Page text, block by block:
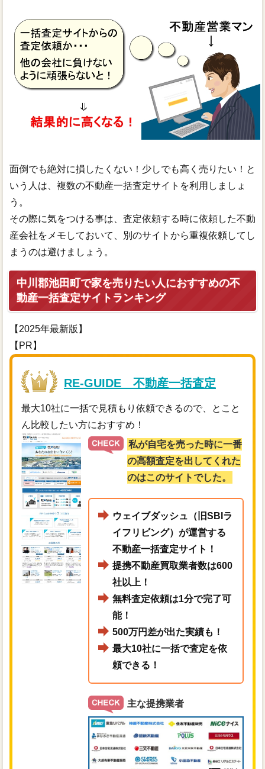
面倒でも絶対に損したくない！少しでも高く売りたい！と
いう人は、複数の不動産一括査定サイトを利用しましょ
う。
その際に気をつける事は、査定依頼する時に依頼した不動
産会社をメモしておいて、別のサイトから重複依頼してし
まうのは避けましょう。
中川郡池田町で家を売りたい人におすすめの不
動産一括査定サイトランキング
【2025年最新版】
【PR】
RE-GUIDE 不動産一括査定
最大10社に一括で見積もり依頼できるので、とこと
ん比較したい方におすすめ！
私が自宅を売った時に一番
の高額査定を出してくれた
のはこのサイトでした。
ウェイブダッシュ（旧SBIラ
イフリビング）が運営する
不動産一括査定サイト！
提携不動産買取業者数は600
社以上！
無料査定依頼は1分で完了可
能！
500万円差が出た実績も！
最大10社に一括で査定を依
頼できる！
主な提携業者